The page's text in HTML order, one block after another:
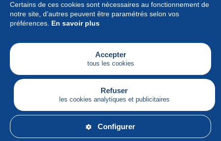
Certains de ces cookies sont nécessaires au fonctionnement de
notre site, d’autres peuvent être paramétrés selon vos
préférences. En savoir plus
Accepter
tous les cookies
Refuser
les cookies analytiques et publicitaires
Configurer
Actualités
Fonctionnalités
Société
Services
Articles
Français